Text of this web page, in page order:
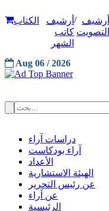
أرشيف
التصويت
/ أرشيف
كاتب
الشهر
الكتاب
Aug 06 / 2026
دراسات آراء
آراء بودكاست
الأعداد
الهيئة الاستشارية
عن رئيس التحرير
عن آراء
الرئيسية